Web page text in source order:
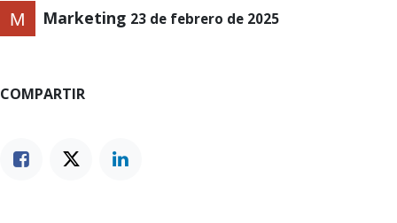
Marketing 23 de febrero de 2025
COMPARTIR